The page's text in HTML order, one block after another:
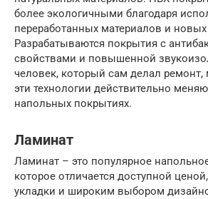
более экологичными благодаря
переработанных материалов и
Разрабатываются покрытия с
свойствами и повышенной
человек, который сам делал ремонт,
эти технологии действительно
напольных покрытиях.
Ламинат
Ламинат – это популярное
которое отличается доступной
укладки и широким выбором